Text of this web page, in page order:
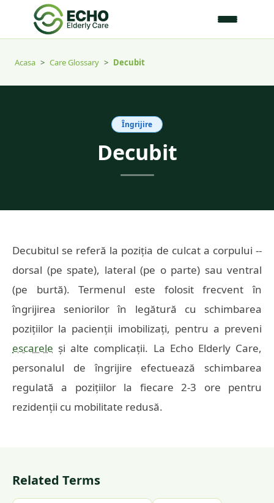
Acasa > Care Glossary > Decubit
Îngrijire
Decubit
Decubitul se referă la poziția de culcat a corpului --
dorsal (pe spate), lateral (pe o parte) sau ventral
(pe burtă). Termenul este folosit frecvent în
îngrijirea seniorilor în legătură cu schimbarea
pozițiilor la pacienții imobilizați, pentru a preveni
escarele și alte complicații. La Echo Elderly Care,
personalul de îngrijire efectuează schimbarea
regulată a pozițiilor la fiecare 2-3 ore pentru
rezidenții cu mobilitate redusă.
Related Terms